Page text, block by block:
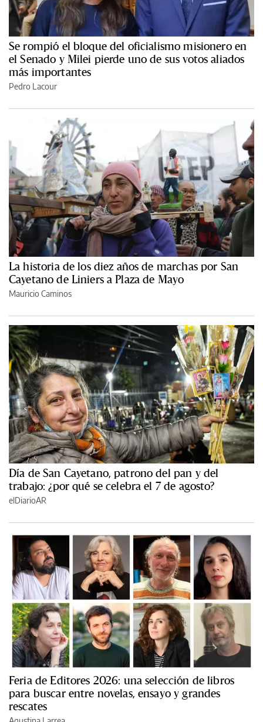
Se rompió el bloque del oficialismo misionero en
el Senado y Milei pierde uno de sus votos aliados
más importantes
Pedro Lacour
La historia de los diez años de marchas por San
Cayetano de Liniers a Plaza de Mayo
Mauricio Caminos
Día de San Cayetano, patrono del pan y del
trabajo: ¿por qué se celebra el 7 de agosto?
elDiarioAR
Feria de Editores 2026: una selección de libros
para buscar entre novelas, ensayo y grandes
rescates